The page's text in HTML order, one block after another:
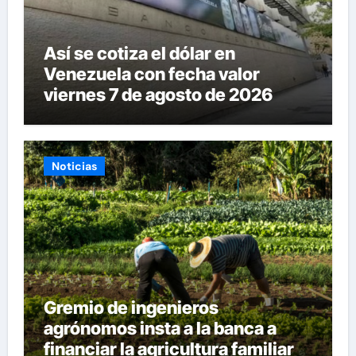
Así se cotiza el dólar en
Venezuela con fecha valor
viernes 7 de agosto de 2026
Noticias
Gremio de ingenieros
agrónomos insta a la banca a
financiar la agricultura familiar